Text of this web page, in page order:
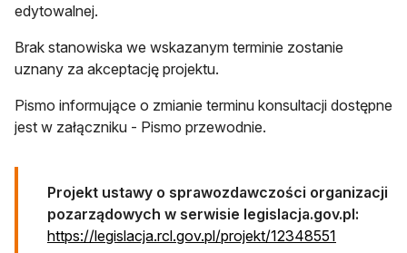
edytowalnej.
Brak stanowiska we wskazanym terminie zostanie
uznany za akceptację projektu.
Pismo informujące o zmianie terminu konsultacji dostępne
jest w załączniku - Pismo przewodnie.
Projekt ustawy o sprawozdawczości organizacji
pozarządowych w serwisie legislacja.gov.pl:
https://legislacja.rcl.gov.pl/projekt/12348551